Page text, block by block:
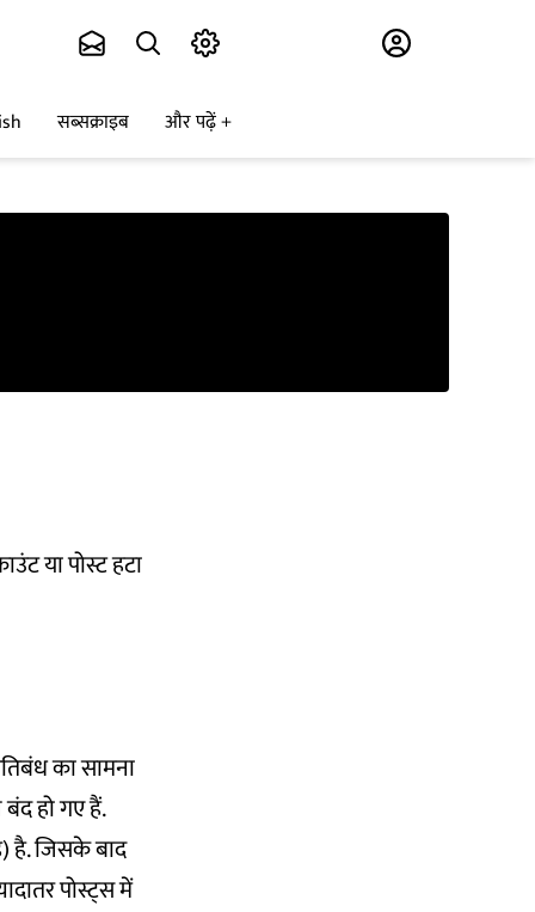
सब्सक्राइब और पढ़ें
या पोस्ट हटा
का सामना
हो गए हैं.
है. जिसके बाद
पोस्ट्स में